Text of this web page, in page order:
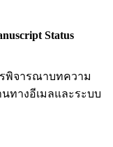
Status
จารณาบทความ
ทางอีเมลและระบบ